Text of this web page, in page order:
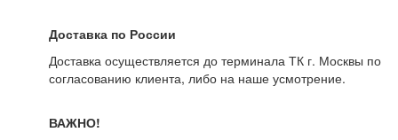
Доставка по России
Доставка осуществляется до терминала ТК г. Москвы по
согласованию клиента, либо на наше усмотрение.
ВАЖНО!